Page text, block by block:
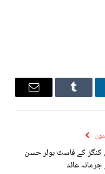
Tumblr
Email
کنگز کے فاسٹ بولر حسن
عائد